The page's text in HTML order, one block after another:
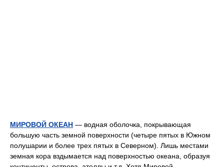
МИРОВОЙ ОКЕАН — водная оболочка, покрывающая
большую часть земной поверхности (четыре пятых в Южном
полушарии и более трех пятых в Северном). Лишь местами
земная кора вздымается над поверхностью океана, образуя